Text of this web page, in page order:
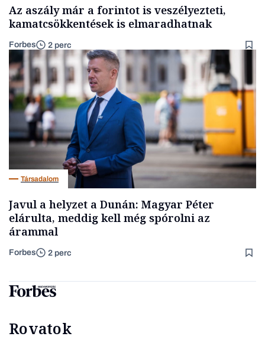
Az aszály már a forintot is veszélyezteti,
kamatcsökkentések is elmaradhatnak
Forbes 2 perc
Társadalom
Javul a helyzet a Dunán: Magyar Péter
elárulta, meddig kell még spórolni az
árammal
Forbes 2 perc
Rovatok